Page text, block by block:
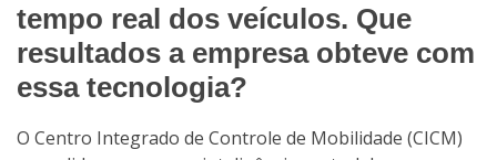
tempo real dos veículos. Que
resultados a empresa obteve com
essa tecnologia?
O Centro Integrado de Controle de Mobilidade (CICM)